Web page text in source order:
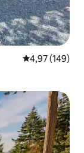
4,97 de uma
4,97 (149)